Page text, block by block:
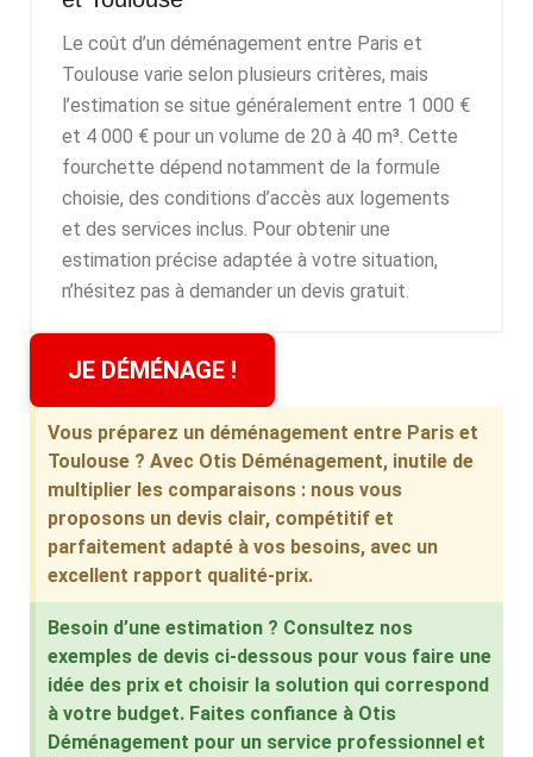
Le coût d’un déménagement entre Paris et
Toulouse varie selon plusieurs critères, mais
l’estimation se situe généralement entre 1 000 €
et 4 000 € pour un volume de 20 à 40 m³. Cette
fourchette dépend notamment de la formule
choisie, des conditions d’accès aux logements
et des services inclus. Pour obtenir une
estimation précise adaptée à votre situation,
n’hésitez pas à demander un devis gratuit.
JE DÉMÉNAGE !
Vous préparez un déménagement entre Paris et
Toulouse ? Avec Otis Déménagement, inutile de
multiplier les comparaisons : nous vous
proposons un devis clair, compétitif et
parfaitement adapté à vos besoins, avec un
excellent rapport qualité-prix.
Besoin d’une estimation ? Consultez nos
exemples de devis ci-dessous pour vous faire une
idée des prix et choisir la solution qui correspond
à votre budget. Faites confiance à Otis
Déménagement pour un service professionnel et